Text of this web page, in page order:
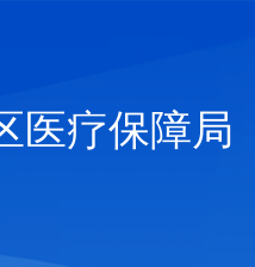
医疗保障局